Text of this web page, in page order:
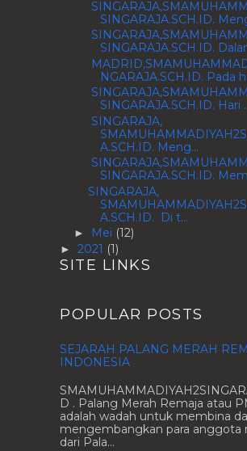
SINGARAJA.SCH.ID.
SINGARAJA.SCH.ID.
NGARAJA.SCH.ID. Pada
SINGARAJA.SCH.ID. Hari
SINGARAJA,
A.SCH.ID. Meng...
SINGARAJA.SCH.ID.
SINGARAJA,
A.SCH.ID. Di t...
► Mei (12)
► 2021 (1)
SITE LINKS
POPULAR POSTS
SEJARAH PALANG MERAH
INDONESIA
D . Palang Merah Remaja atau
adalah wadah untuk membina
mengembangkan para anggota
dari Pala...